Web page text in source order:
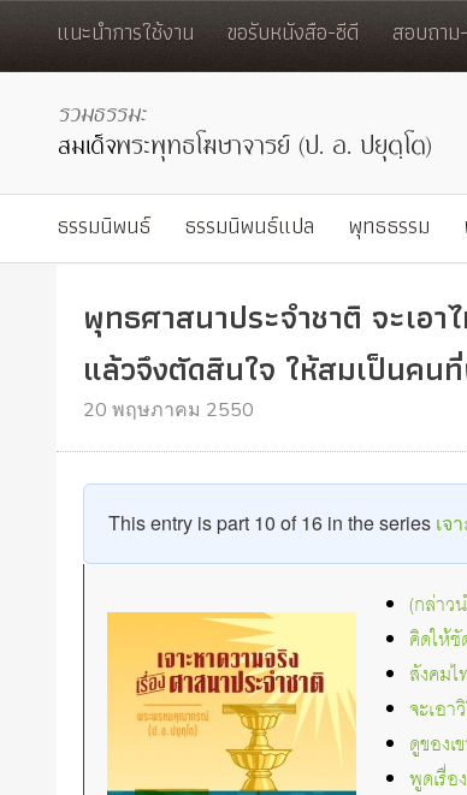
แนะนำการใช้งาน ขอรับหนังสือ-ซีดี สอบถา
ธรรมนิพนธ์ ธรรมนิพนธ์แปล พุทธธรรม
พุทธศาสนาประจำชาติ จะเอา
แล้วจึงตัดสินใจ ให้สมเป็นคน
20 พฤษภาคม 2550
This entry is part 10 of 16 in the series เจ
(กล่าว
คิดให้
สังคม
จะเอา
ดูของเ
พูดเรื่อ